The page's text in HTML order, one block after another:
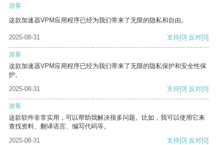
游客
这款加速器VPM应用程序已经为我们带来了无限的隐私和自由。
2025-08-31 支持[0] 反对[0]
游客
这款加速器VPM应用程序已经为我们带来了无限的隐私保护和安全性保
护。
2025-08-31
支持[0] 反对[0]
游客
这款软件非常实用，可以帮助我解决很多问题。比如，我可以使用它来
查找资料、翻译语言、编写代码等。
2025-08-31
支持[0] 反对[0]